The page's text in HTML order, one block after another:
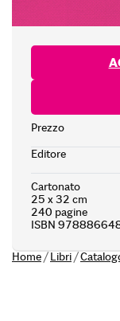
Prezzo
Editore
Cartonato
25 x 32 cm
240 pagine
ISBN
Home/Libri/